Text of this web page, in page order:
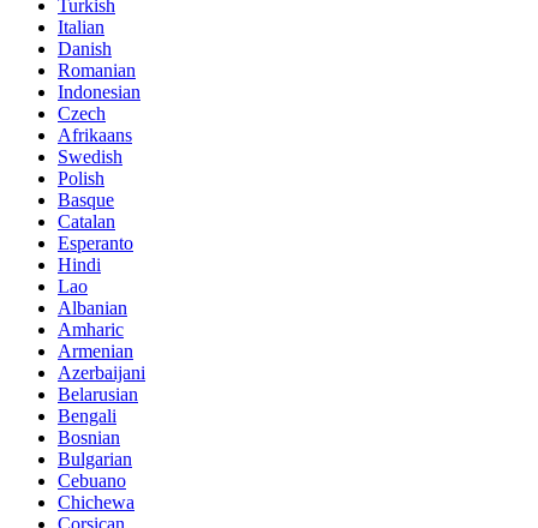
Turkish
Italian
Danish
Romanian
Indonesian
Czech
Afrikaans
Swedish
Polish
Basque
Catalan
Esperanto
Hindi
Lao
Albanian
Amharic
Armenian
Azerbaijani
Belarusian
Bengali
Bosnian
Bulgarian
Cebuano
Chichewa
Corsican